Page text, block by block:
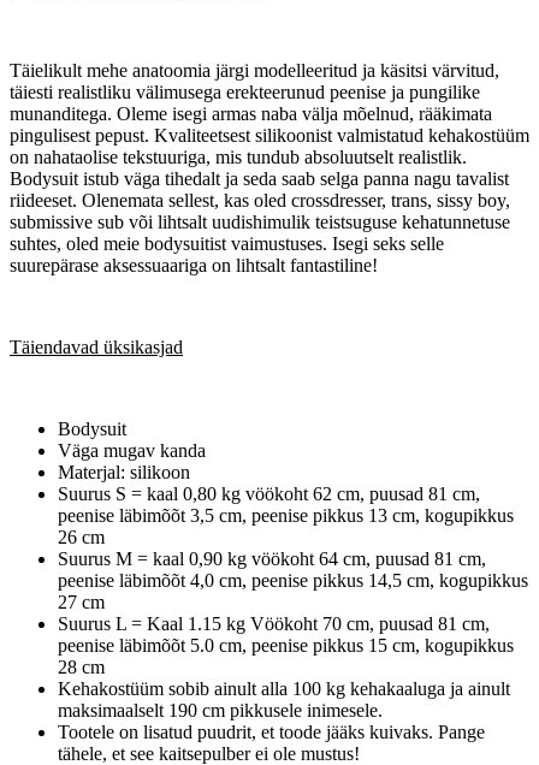
Täielikult mehe anatoomia järgi modelleeritud ja käsitsi värvitud,
täiesti realistliku välimusega erekteerunud peenise ja pungilike
munanditega. Oleme isegi armas naba välja mõelnud, rääkimata
pingulisest pepust. Kvaliteetsest silikoonist valmistatud kehakostüüm
on nahataolise tekstuuriga, mis tundub absoluutselt realistlik.
Bodysuit istub väga tihedalt ja seda saab selga panna nagu tavalist
riideeset. Olenemata sellest, kas oled crossdresser, trans, sissy boy,
submissive sub või lihtsalt uudishimulik teistsuguse kehatunnetuse
suhtes, oled meie bodysuitist vaimustuses. Isegi seks selle
suurepärase aksessuaariga on lihtsalt fantastiline!
Täiendavad üksikasjad
Bodysuit
Väga mugav kanda
Materjal: silikoon
Suurus S = kaal 0,80 kg vöökoht 62 cm, puusad 81 cm,
peenise läbimõõt 3,5 cm, peenise pikkus 13 cm, kogupikkus
26 cm
Suurus M = kaal 0,90 kg vöökoht 64 cm, puusad 81 cm,
peenise läbimõõt 4,0 cm, peenise pikkus 14,5 cm, kogupikkus
27 cm
Suurus L = Kaal 1.15 kg Vöökoht 70 cm, puusad 81 cm,
peenise läbimõõt 5.0 cm, peenise pikkus 15 cm, kogupikkus
28 cm
Kehakostüüm sobib ainult alla 100 kg kehakaaluga ja ainult
maksimaalselt 190 cm pikkusele inimesele.
Tootele on lisatud puudrit, et toode jääks kuivaks. Pange
tähele, et see kaitsepulber ei ole mustus!